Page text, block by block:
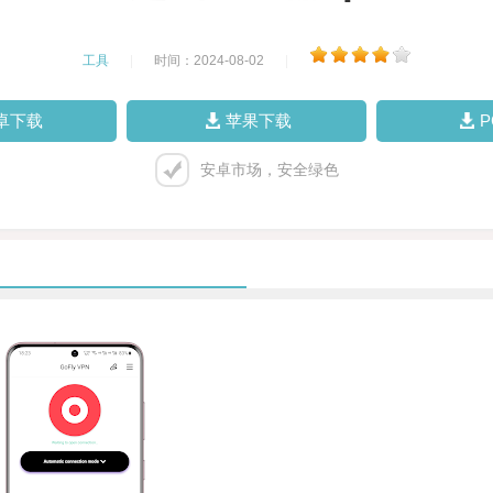
工具 时间：2024-08-02
下载 苹果下载
安卓市场，安全绿色